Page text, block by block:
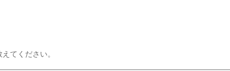
てください。